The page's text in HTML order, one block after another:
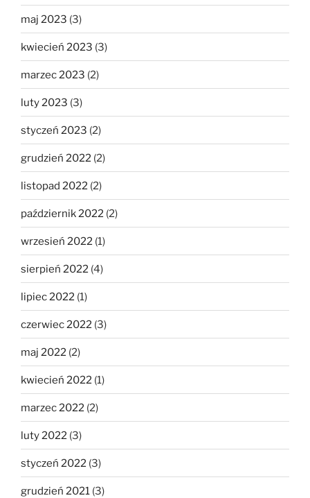
maj 2023 (3)
kwiecień 2023 (3)
marzec 2023 (2)
luty 2023 (3)
styczeń 2023 (2)
grudzień 2022 (2)
listopad 2022 (2)
październik 2022 (2)
wrzesień 2022 (1)
sierpień 2022 (4)
lipiec 2022 (1)
czerwiec 2022 (3)
maj 2022 (2)
kwiecień 2022 (1)
marzec 2022 (2)
luty 2022 (3)
styczeń 2022 (3)
grudzień 2021 (3)